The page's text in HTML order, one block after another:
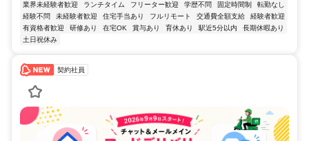
業界未経験者歓迎 ランチタイム フリーター歓迎 学歴不問 固定時間制
転勤なし
経験不問
未経験者歓迎 住宅手当あり フルリモート 交通費全額支給
経験者歓迎
有資格者歓迎
研修あり 在宅OK 賞与あり 育休あり 駅近5分以内
長期休暇あり
土日祝休み
契約社員